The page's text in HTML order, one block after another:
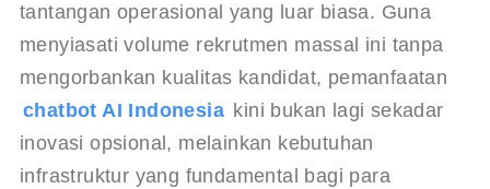
tantangan operasional yang luar biasa. Guna
menyiasati volume rekrutmen massal ini tanpa
mengorbankan kualitas kandidat, pemanfaatan
chatbot AI Indonesia kini bukan lagi sekadar
inovasi opsional, melainkan kebutuhan
infrastruktur yang fundamental bagi para